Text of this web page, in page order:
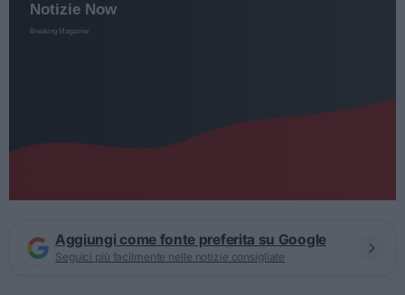
Aggiungi come fonte preferita su Google
Seguici più facilmente nelle notizie consigliate